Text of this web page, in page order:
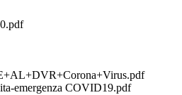
emergenza COVID19.pdf